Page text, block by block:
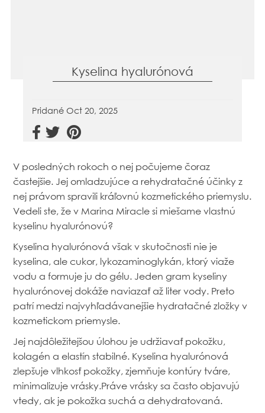
Kyselina hyalurónová
Pridané Oct 20, 2025
V posledných rokoch o nej počujeme čoraz
častejšie. Jej omladzujúce a rehydratačné účinky z
nej právom spravili kráľovnú kozmetického priemyslu.
Vedeli ste, že v Marina Miracle si miešame vlastnú
kyselinu hyalurónovú?
Kyselina hyalurónová však v skutočnosti nie je
kyselina, ale cukor, lykozaminoglykán, ktorý viaže
vodu a formuje ju do gélu. Jeden gram kyseliny
hyalurónovej dokáže naviazať až liter vody. Preto
patrí medzi najvyhľadávanejšie hydratačné zložky v
kozmetickom priemysle.
Jej najdôležitejšou úlohou je udržiavať pokožku,
kolagén a elastín stabilné. Kyselina hyalurónová
zlepšuje vlhkosť pokožky, zjemňuje kontúry tváre,
minimalizuje vrásky.Práve vrásky sa často objavujú
vtedy, ak je pokožka suchá a dehydratovaná.